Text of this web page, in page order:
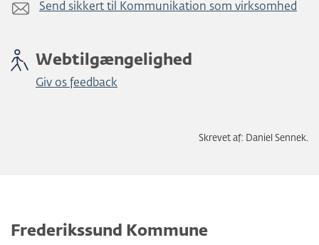
Send sikkert til Kommunikation som virksomhed
Webtilgængelighed
Giv os feedback
Skrevet af: Daniel Sennek.
Frederikssund Kommune